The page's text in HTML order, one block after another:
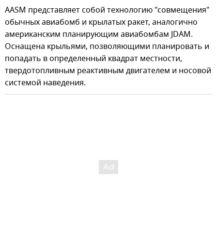
AASM представляет собой технологию "совмещения"
обычных авиабомб и крылатых ракет, аналогично
американским планирующим авиабомбам JDAM.
Оснащена крыльями, позволяющими планировать и
попадать в определенный квадрат местности,
твердотопливным реактивным двигателем и носовой
системой наведения.